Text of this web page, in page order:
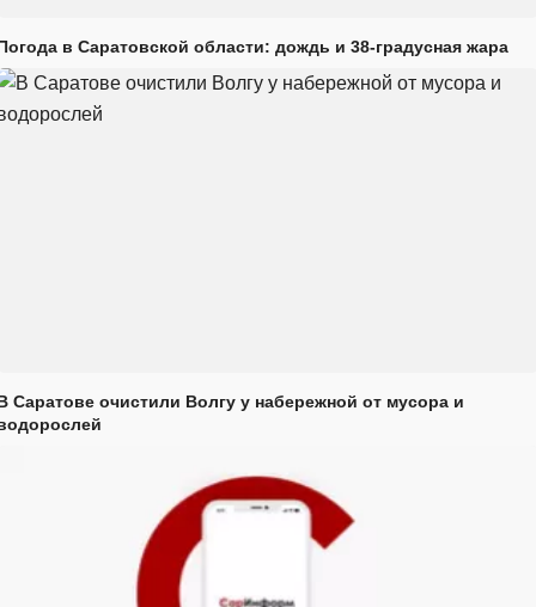
в Саратовской области: дождь и 38-градусная жара
Саратове очистили Волгу у набережной от мусора и